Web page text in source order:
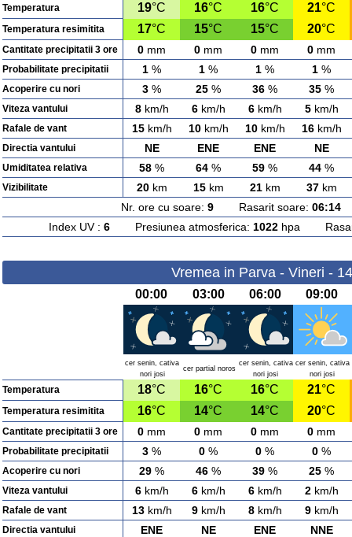
Temperatura 19°C 16°C 16°C 21°C
Temperatura resimitita 17°C 15°C 15°C 20°C
Cantitate precipitatii 3 ore 0 mm 0 mm 0 mm 0 mm
Probabilitate precipitatii 1 % 1 % 1 % 1 %
Acoperire cu nori 3 % 25 % 36 % 35 %
Viteza vantului 8km/h 6km/h 6km/h 5km/h
Rafale de vant 15km/h 10km/h 10km/h 16km/h
Directia vantului NE ENE ENE NE
Umiditatea relativa 58 % 64 % 59 % 44 %
Vizibilitate 20km 15km 21km 37km
Nr. ore cu soare: 9Rasarit soare: 06:14
Index UV : 6Presiunea atmosferica: 1022hpa
Vremea in Parva - Vineri -
00:00 03:00 06:00 09:00
cer senin, cativa
nori josi
cer partial noros
cer senin, cativa
nori josi
cer senin, cativa
nori josi
Temperatura 18°C 16°C 16°C 21°C
Temperatura resimitita 16°C 14°C 14°C 20°C
Cantitate precipitatii 3 ore 0 mm 0 mm 0 mm 0 mm
Probabilitate precipitatii 3 % 0 % 0 % 0 %
Acoperire cu nori 29 % 46 % 39 % 25 %
Viteza vantului 6km/h 6km/h 6km/h 2km/h
Rafale de vant 13km/h 9km/h 8km/h 9km/h
Directia vantului ENE NE ENE NNE